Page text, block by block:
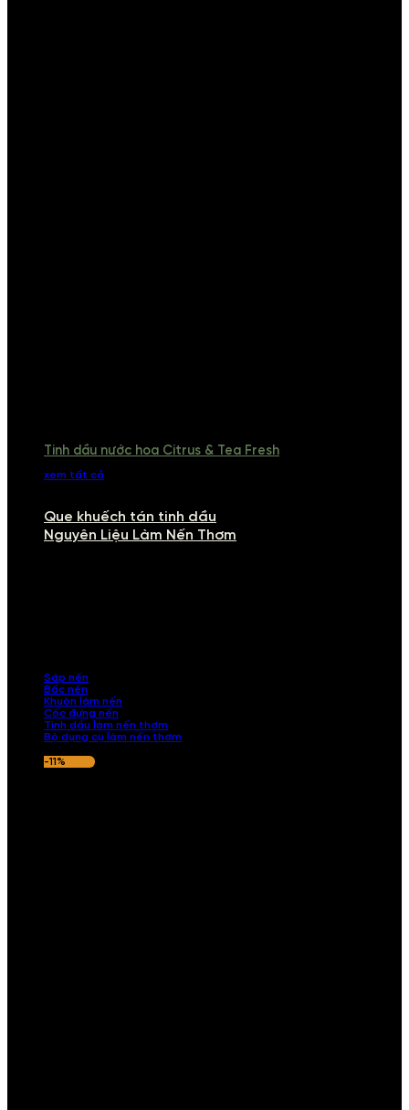
Tinh dầu nước hoa Citrus & Tea Fresh
xem tất cả
Que khuếch tán tinh dầu
Nguyên Liệu Làm Nến Thơm
Sáp nến
Bấc nến
Khuôn làm nến
Cốc đựng nến
Tinh dầu làm nến thơm
Bộ dụng cụ làm nến thơm
-11%